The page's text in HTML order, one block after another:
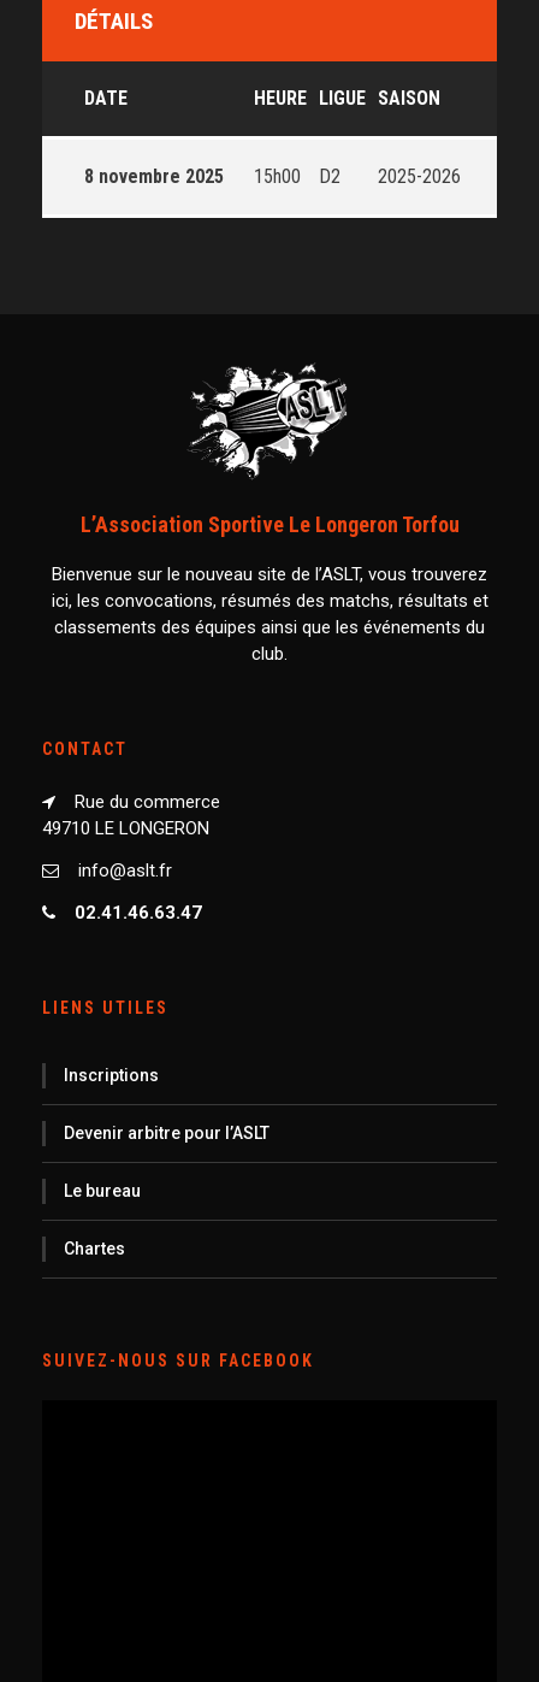
DÉTAILS
DATE HEURE LIGUE SAISON
8 novembre 2025 15h00 D2 2025-2026
L’Association Sportive Le Longeron Torfou
Bienvenue sur le nouveau site de l’ASLT, vous trouverez
ici, les convocations, résumés des matchs, résultats et
classements des équipes ainsi que les événements du
club.
CONTACT
Rue du commerce
49710 LE LONGERON
info@aslt.fr
02.41.46.63.47
LIENS UTILES
Inscriptions
Devenir arbitre pour l’ASLT
Le bureau
Chartes
SUIVEZ-NOUS SUR FACEBOOK